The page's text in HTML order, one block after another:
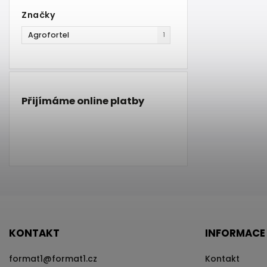
Značky
Agrofortel 1
Přijímáme online platby
KONTAKT
format1@format1.cz
Kontakt